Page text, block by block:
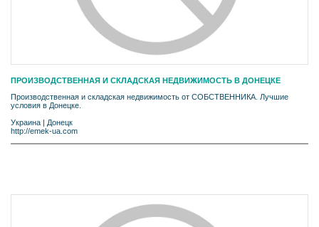
ПРОИЗВОДСТВЕННАЯ И СКЛАДСКАЯ НЕДВИЖИМОСТЬ В ДОНЕЦКЕ
Производственная и складская недвижимость от СОБСТВЕННИКА. Лучшие
условия в Донецке.
Украина
Донецк
http://emek-ua.com